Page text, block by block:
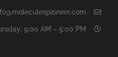
9:00 AM – 5:00 PM